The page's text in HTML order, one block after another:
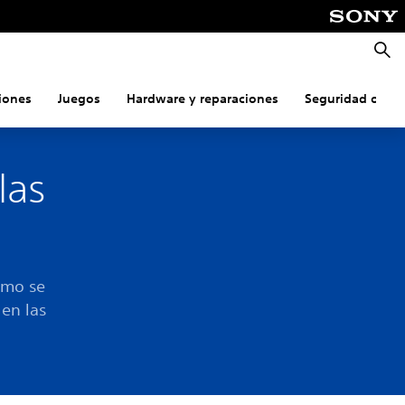
Juegos Hardware y reparaciones Seguridad
se
las